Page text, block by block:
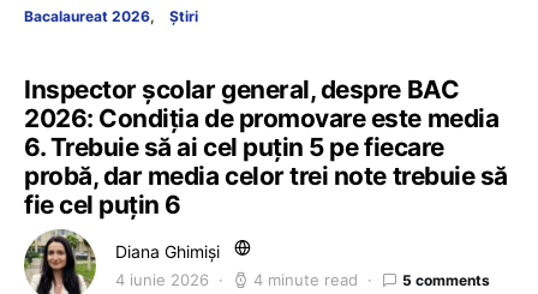
Bacalaureat 2026 Știri
Inspector școlar general, despre BAC
2026: Condiția de promovare este media
6. Trebuie să ai cel puțin 5 pe fiecare
probă, dar media celor trei note trebuie să
fie cel puțin 6
Diana Ghimiși
4 iunie 2026 4 minute read 5 comments